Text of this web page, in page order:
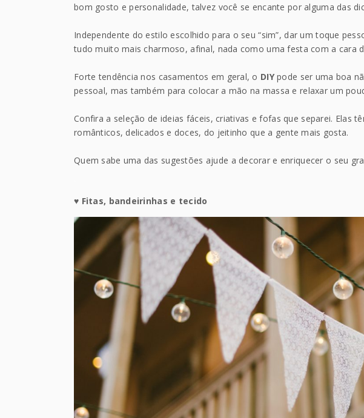
bom gosto e personalidade, talvez você se encante por alguma das
Independente do estilo escolhido para o seu “sim”, dar um toque
tudo muito mais charmoso, afinal, nada como uma festa com a cara
Forte tendência nos casamentos em geral, o DIYpode ser uma boa
pessoal, mas também para colocar a mão na massa e relaxar um
Confira a seleção de ideias fáceis, criativas e fofas que separei. Elas
românticos, delicados e doces, do jeitinho que a gente mais gosta.
Quem sabe uma das sugestões ajude a decorar e enriquecer o seu
♥ Fitas, bandeirinhas e tecido